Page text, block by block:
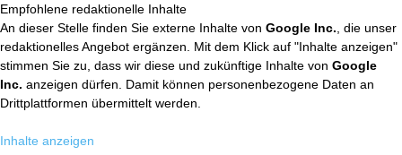
Empfohlene redaktionelle Inhalte
An dieser Stelle finden Sie externe Inhalte von Google Inc. , die unser
redaktionelles Angebot ergänzen. Mit dem Klick auf "Inhalte anzeigen"
stimmen Sie zu, dass wir diese und zukünftige Inhalte von Google
Inc. anzeigen dürfen. Damit können personenbezogene Daten an
Drittplattformen übermittelt werden.
Inhalte anzeigen